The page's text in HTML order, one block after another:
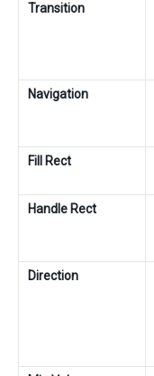
Transition
Navigation
Fill Rect
Handle Rect
Direction